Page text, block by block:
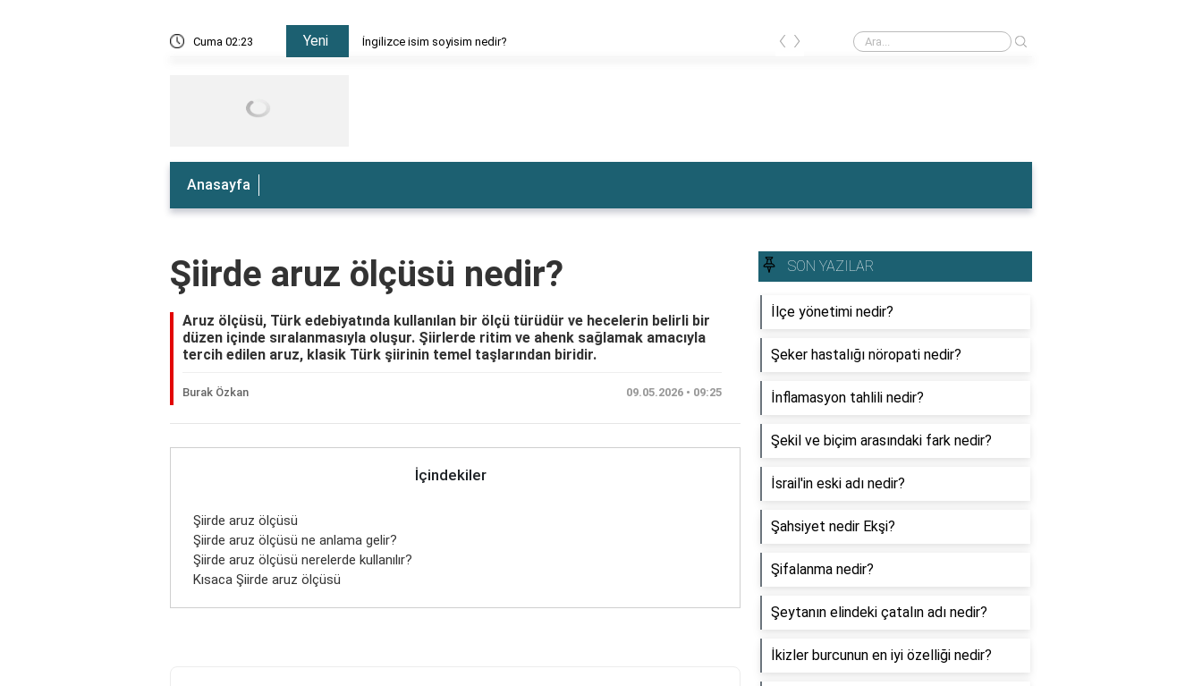
Cuma 02:23 Yeni İngilizce isim soyisim nedir? İngiltere'nin en meşhur yemeği nedir?
‹ ›
Anasayfa
Şiirde aruz ölçüsü nedir?
Aruz ölçüsü, Türk edebiyatında kullanılan bir ölçü türüdür ve hecelerin belirli bir
düzen içinde sıralanmasıyla oluşur. Şiirlerde ritim ve ahenk sağlamak amacıyla
tercih edilen aruz, klasik Türk şiirinin temel taşlarından biridir.
Burak Özkan 09.05.2026 • 09:25
İçindekiler
Şiirde aruz ölçüsü
Şiirde aruz ölçüsü ne anlama gelir?
Şiirde aruz ölçüsü nerelerde kullanılır?
Kısaca Şiirde aruz ölçüsü
SON YAZILAR
İlçe yönetimi nedir?
Şeker hastalığı nöropati nedir?
İnflamasyon tahlili nedir?
Şekil ve biçim arasındaki fark nedir?
İsrail'in eski adı nedir?
Şahsiyet nedir Ekşi?
Şifalanma nedir?
Şeytanın elindeki çatalın adı nedir?
İkizler burcunun en iyi özelliği nedir?